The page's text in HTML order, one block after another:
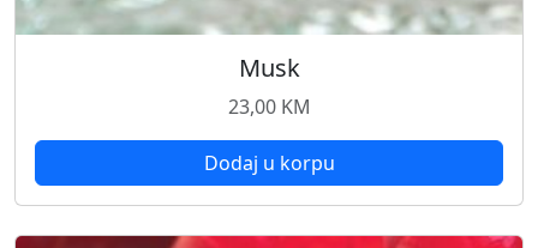
Musk
23,00 KM
Dodaj u korpu